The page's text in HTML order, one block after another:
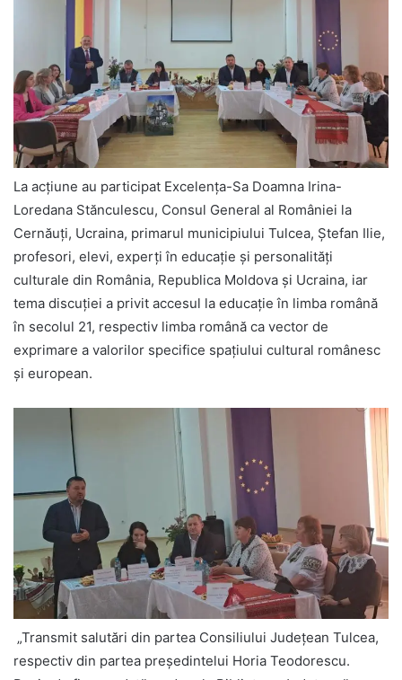
La acțiune au participat Excelența-Sa Doamna Irina-
Loredana Stănculescu, Consul General al României la
Cernăuți, Ucraina, primarul municipiului Tulcea, Ștefan Ilie,
profesori, elevi, experți în educație și personalități
culturale din România, Republica Moldova și Ucraina, iar
tema discuției a privit accesul la educație în limba română
în secolul 21, respectiv limba română ca vector de
exprimare a valorilor specifice spațiului cultural românesc
și european.
„Transmit salutări din partea Consiliului Județean Tulcea,
respectiv din partea președintelui Horia Teodorescu.